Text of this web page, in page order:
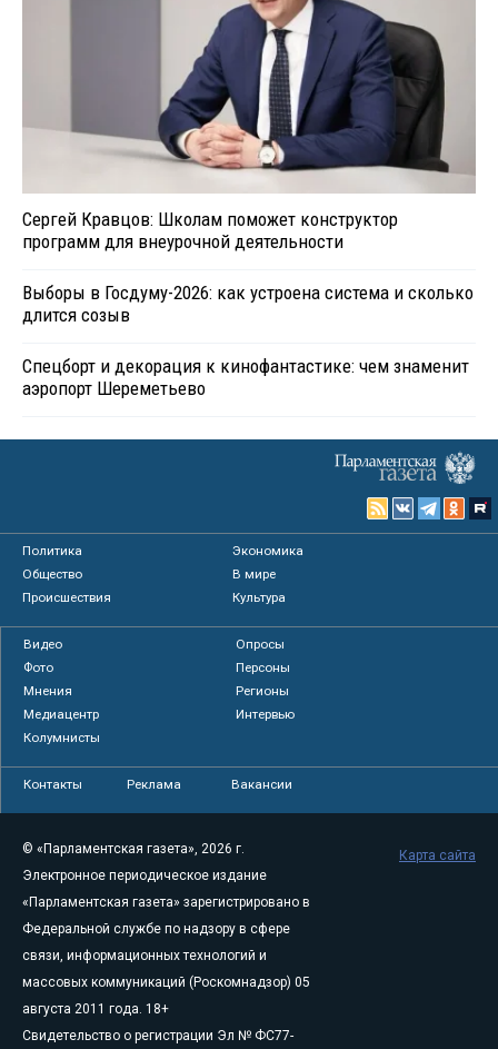
Сергей Кравцов: Школам поможет конструктор
программ для внеурочной деятельности
Выборы в Госдуму-2026: как устроена система и сколько
длится созыв
Спецборт и декорация к кинофантастике: чем знаменит
аэропорт Шереметьево
Политика
Экономика
Общество
В мире
Происшествия
Культура
Видео
Опросы
Фото
Персоны
Мнения
Регионы
Медиацентр
Интервью
Колумнисты
Контакты Реклама Вакансии
© «Парламентская газета», 2026 г.
Электронное периодическое издание
«Парламентская газета» зарегистрировано в
Федеральной службе по надзору в сфере
связи, информационных технологий и
массовых коммуникаций (Роскомнадзор) 05
августа 2011 года. 18+
Свидетельство о регистрации Эл № ФС77-
Карта сайта